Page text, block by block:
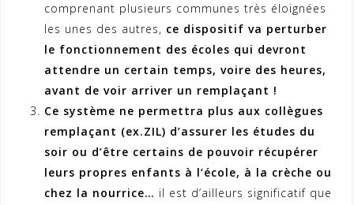
comprenant plusieurs communes très éloignées
les unes des autres, ce dispositif va perturber
le fonctionnement des écoles qui devront
attendre un certain temps, voire des heures,
avant de voir arriver un remplaçant !
Ce système ne permettra plus aux collègues
remplaçant (ex.ZIL) d’assurer les études du
soir ou d’être certains de pouvoir récupérer
leurs propres enfants à l’école, à la crèche ou
chez la nourrice… il est d’ailleurs significatif que